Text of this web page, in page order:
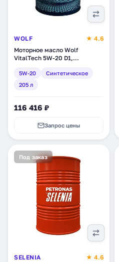
WOLF
★ 4.6
Моторное масло Wolf
VitalTech 5W-20 D1,
(8331015)
5W-20
Синтетическое
205 л
116 416 ₽
Запрос цены
Под заказ
SELENIA
★ 4.6